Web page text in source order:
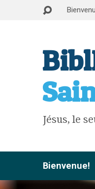
Jésus, le
Bienvenue!